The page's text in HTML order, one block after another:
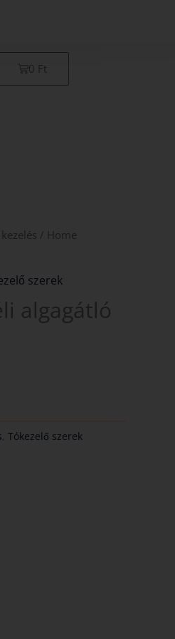
0 Ft
Kosár
/ Home
szerek
algagátló
,Tókezelő szerek